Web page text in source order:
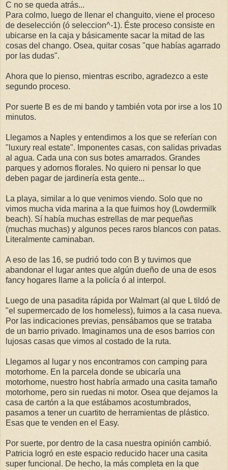
C no se queda atrás...
Para colmo, luego de llenar el changuito, viene el proceso
de deselección (ó seleccion^-1). Éste proceso consiste en
ubicarse en la caja y básicamente sacar la mitad de las
cosas del chango. Osea, quitar cosas "que habías agarrado
por las dudas".
Ahora que lo pienso, mientras escribo, agradezco a este
segundo proceso.
Por suerte B es de mi bando y también vota por irse a los 10
minutos.
Llegamos a Naples y entendimos a los que se referían con
"luxury real estate". Imponentes casas, con salidas privadas
al agua. Cada una con sus botes amarrados. Grandes
parques y adornos florales. No quiero ni pensar lo que
deben pagar de jardinería esta gente...
La playa, similar a lo que venimos viendo. Solo que no
vimos mucha vida marina a la que fuimos hoy (Lowdermilk
beach). Sí había muchas estrellas de mar pequeñas
(muchas muchas) y algunos peces raros blancos con patas.
Literalmente caminaban.
A eso de las 16, se pudrió todo con B y tuvimos que
abandonar el lugar antes que algún dueño de una de esos
fancy hogares llame a la policía ó al interpol.
Luego de una pasadita rápida por Walmart (al que L tildó de
"el supermercado de los homeless), fuimos a la casa nueva.
Por las indicaciones previas, pensábamos que se trataba
de un barrio privado. Imaginamos una de esos barrios con
lujosas casas que vimos al costado de la ruta.
Llegamos al lugar y nos encontramos con camping para
motorhome. En la parcela donde se ubicaría una
motorhome, nuestro host habría armado una casita tamaño
motorhome, pero sin ruedas ni motor. Osea que dejamos la
casa de cartón a la que estábamos acostumbrados,
pasamos a tener un cuartito de herramientas de plástico.
Esas que te venden en el Easy.
Por suerte, por dentro de la casa nuestra opinión cambió.
Patricia logró en este espacio reducido hacer una casita
super funcional. De hecho, la más completa en la que